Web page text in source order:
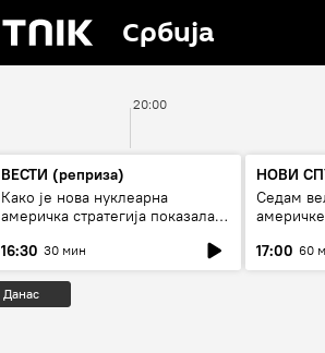
Србија
20:00
ВЕСТИ (реприза)
Како је нова нуклеарна
америчка стратегија показала
16:30 30 мин
НОВИ
Седам
17:00 60
Данас